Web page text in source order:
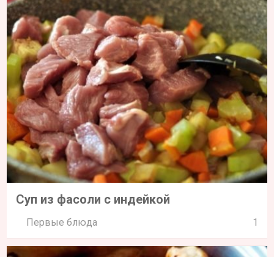
Суп из фасоли с индейкой
Первые блюда 1